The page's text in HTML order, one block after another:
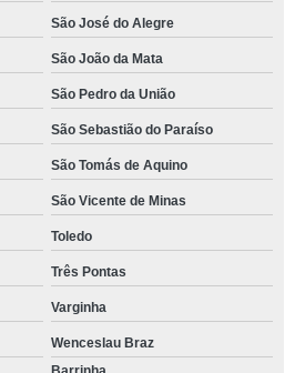
São José do Alegre
São João da Mata
São Pedro da União
São Sebastião do Paraíso
São Tomás de Aquino
São Vicente de Minas
Toledo
Três Pontas
Varginha
Wenceslau Braz